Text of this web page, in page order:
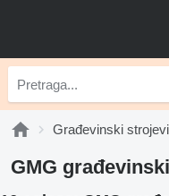
Građevinski strojevi
GMG